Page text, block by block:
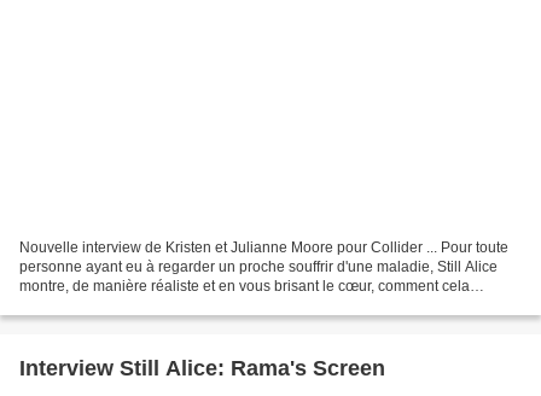
Nouvelle interview de Kristen et Julianne Moore pour Collider ... Pour toute
personne ayant eu à regarder un proche souffrir d'une maladie, Still Alice
montre, de manière réaliste et en vous brisant le cœur, comment cela
Interview Still Alice: Rama's Screen